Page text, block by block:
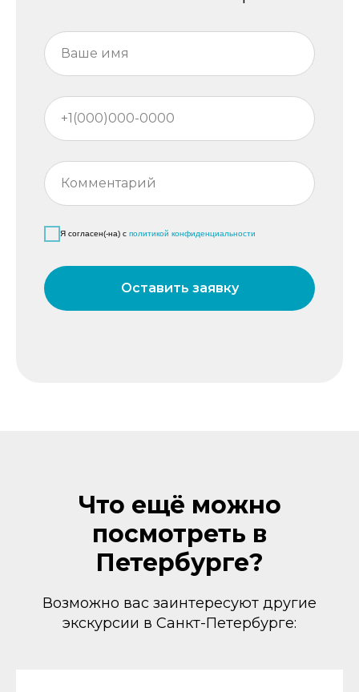
Я согласен(-на) с политикой конфиденциальности
Оставить заявку
Что ещё можно
посмотреть в
Петербурге?
Возможно вас заинтересуют другие
экскурсии в Санкт-Петербурге: